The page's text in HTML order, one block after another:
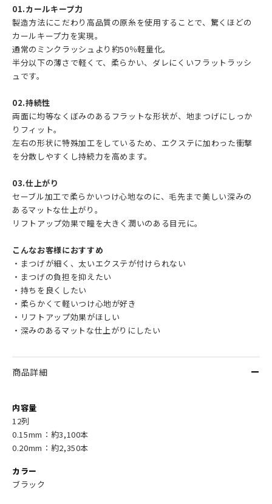
01.カールキープ力
製造方法にこだわり高品質の原糸を使用することで、驚くほどの
カールキープ力を実現。
通常のミンクラッシュより約50％軽量化。
半分以下の薄さで軽くて、柔らかい、ダレにくいフラットラッシ
ュです。
02.持続性
両面に均等なくぼみのあるフラットな形状が、地まつげにしっか
りフィット。
左右の形状に特殊加工をしているため、エクステに加わった衝撃
を分散しやすくし持続力を高めます。
03.仕上がり
セーブル加工で柔らかいつけ心地なのに、毛先まで美しい深みの
あるマットな仕上がり。
リフトアップ効果で瞳を大きく潤いのある目元に。
こんなお客様におすすめ
・まつげが細く、太いエクステが付けられない
・まつげの負担を抑えたい
・持ちを良くしたい
・柔らかくて軽いつけ心地が好き
・リフトアップ効果がほしい
・深みのあるマットな仕上がりにしたい
商品詳細
内容量
12列
0.15mm：約3,100本
0.20mm：約2,350本
カラー
ブラック